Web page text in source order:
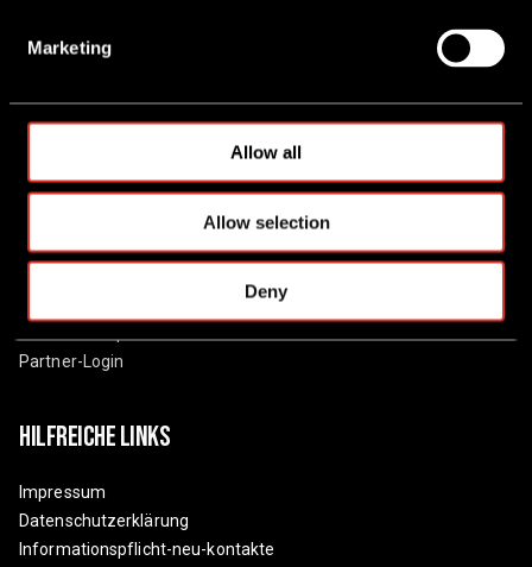
Marketing
Allow all
Allow selection
Deny
Einblicke
Information
Partner-Login
Hilfreiche Links
Impressum
Datenschutzerklärung
Informationspflicht-neu-kontakte